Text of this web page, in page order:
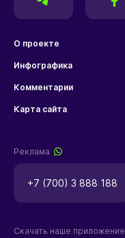
О проекте
Инфографика
Комментарии
Карта сайта
Реклама
+7 (700) 3 888 188
Скачать наше приложение